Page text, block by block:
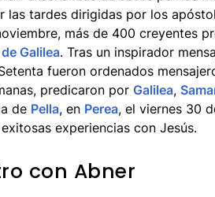
las tardes dirigidas por los
más de 400 creyentes
Galilea. Tras un inspirador
fueron ordenados
predicaron por Galilea,
de Pella, en Perea, el viernes 30
experiencias con Jesús.
con Abner